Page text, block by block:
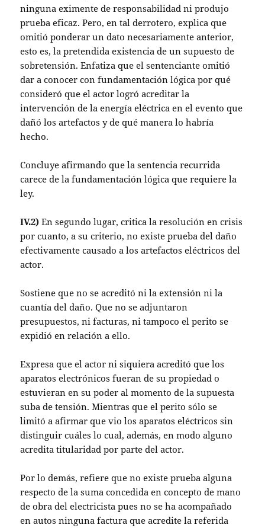
ninguna eximente de responsabilidad ni produjo
prueba eficaz. Pero, en tal derrotero, explica que
omitió ponderar un dato necesariamente anterior,
esto es, la pretendida existencia de un supuesto de
sobretensión. Enfatiza que el sentenciante omitió
dar a conocer con fundamentación lógica por qué
consideró que el actor logró acreditar la
intervención de la energía eléctrica en el evento que
dañó los artefactos y de qué manera lo habría
hecho.
Concluye afirmando que la sentencia recurrida
carece de la fundamentación lógica que requiere la
ley.
IV.2)En segundo lugar, critica la resolución en crisis
por cuanto, a su criterio, no existe prueba del daño
efectivamente causado a los artefactos eléctricos del
actor.
Sostiene que no se acreditó ni la extensión ni la
cuantía del daño. Que no se adjuntaron
presupuestos, ni facturas, ni tampoco el perito se
expidió en relación a ello.
Expresa que el actor ni siquiera acreditó que los
aparatos electrónicos fueran de su propiedad o
estuvieran en su poder al momento de la supuesta
suba de tensión. Mientras que el perito sólo se
limitó a afirmar que vio los aparatos eléctricos sin
distinguir cuáles lo cual, además, en modo alguno
acredita titularidad por parte del actor.
Por lo demás, refiere que no existe prueba alguna
respecto de la suma concedida en concepto de mano
de obra del electricista pues no se ha acompañado
en autos ninguna factura que acredite la referida